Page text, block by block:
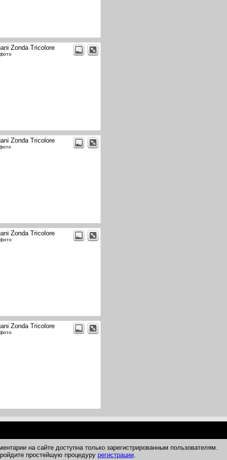
Zonda Tricolore
Zonda Tricolore
Zonda Tricolore
Zonda Tricolore
на сайте доступна только зарегистрированным пользователям.
простейшую процедуру регистрации.